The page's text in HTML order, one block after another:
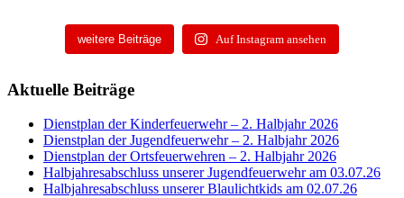
weitere Beiträge Auf Instagram ansehen
Aktuelle Beiträge
Dienstplan der Kinderfeuerwehr – 2. Halbjahr 2026
Dienstplan der Jugendfeuerwehr – 2. Halbjahr 2026
Dienstplan der Ortsfeuerwehren – 2. Halbjahr 2026
Halbjahresabschluss unserer Jugendfeuerwehr am 03.07.26
Halbjahresabschluss unserer Blaulichtkids am 02.07.26